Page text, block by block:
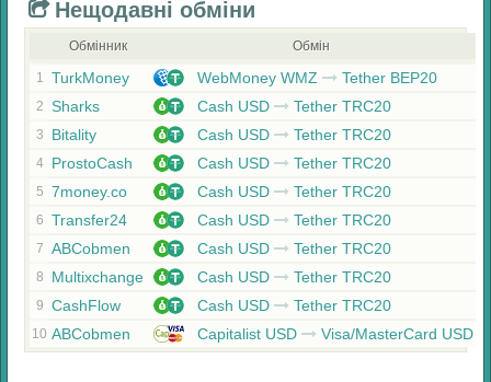
Нещодавні обміни
Обмінник Обмін
1 TurkMoney WebMoney WMZ Tether BEP20
2 Sharks Cash USD Tether TRC20
3 Bitality Cash USD Tether TRC20
4 ProstoCash Cash USD Tether TRC20
5 7money.co Cash USD Tether TRC20
6 Transfer24 Cash USD Tether TRC20
7 ABCobmen Cash USD Tether TRC20
8 Multixchange Cash USD Tether TRC20
9 CashFlow Cash USD Tether TRC20
10 ABCobmen Capitalist USD Visa/MasterCard USD